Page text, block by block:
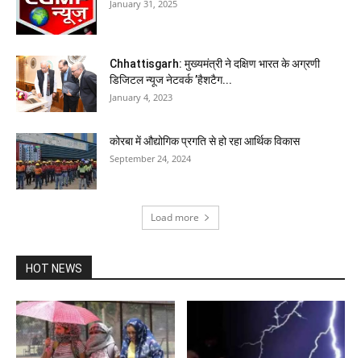
January 31, 2025
Chhattisgarh: मुख्यमंत्री ने दक्षिण भारत के अग्रणी
डिजिटल न्यूज नेटवर्क ’हैशटैग...
January 4, 2023
कोरबा में औद्योगिक प्रगति से हो रहा आर्थिक विकास
September 24, 2024
Load more
HOT NEWS